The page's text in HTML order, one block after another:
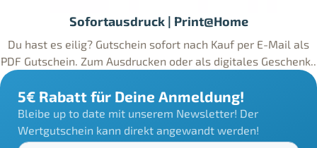
Sofortausdruck | Print@Home
Du hast es eilig? Gutschein sofort nach Kauf per E-Mail als
PDF Gutschein. Zum Ausdrucken oder als digitales Geschenk..
5€ Rabatt für Deine Anmeldung!
Bleibe up to date mit unserem Newsletter! Der
Wertgutschein kann direkt angewandt werden!